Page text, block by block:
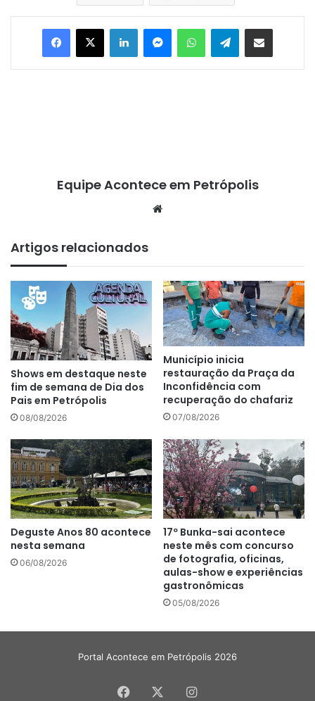
Telegram
Equipe Acontece em Petrópolis
Artigos relacionados
Shows em destaque neste
fim de semana de Dia dos
Pais em Petrópolis
08/08/2026
Município inicia
restauração da Praça da
Inconfidência com
recuperação do chafariz
07/08/2026
Deguste Anos 80 acontece
nesta semana
06/08/2026
17º Bunka-sai acontece
neste mês com concurso
de fotografia, oficinas,
aulas-show e experiências
gastronômicas
05/08/2026
Portal Acontece em Petrópolis 2026
Facebook Instagram